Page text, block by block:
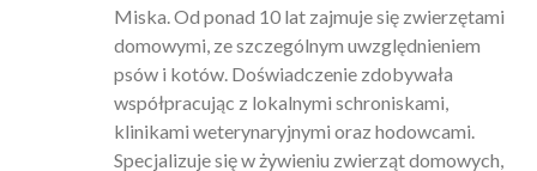
Miska. Od ponad 10 lat zajmuje się zwierzętami
domowymi, ze szczególnym uwzględnieniem
psów i kotów. Doświadczenie zdobywała
współpracując z lokalnymi schroniskami,
klinikami weterynaryjnymi oraz hodowcami.
Specjalizuje się w żywieniu zwierząt domowych,